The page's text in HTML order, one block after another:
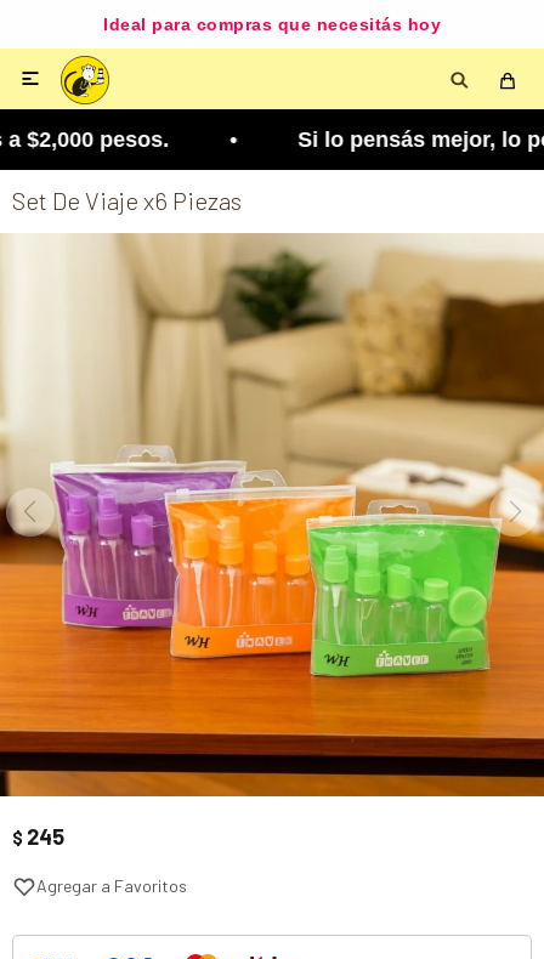
Ideal para compras que necesitás hoy

$2,000 pesos. • Si lo pensás mejor, lo
Set De Viaje x6 Piezas
$ 245